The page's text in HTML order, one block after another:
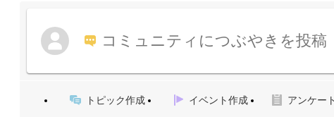
コミュニティにつぶやきを投稿
トピック作成 イベント作成 アンケー